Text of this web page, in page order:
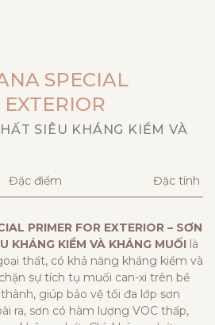
SPECIAL
SIÊU KHÁNG KIỀM VÀ
Đặc điểm Đặc tính
PRIMER FOR EXTERIOR – SƠN
KHÁNG KIỀM VÀ KHÁNG MUỐI là
thất, có khả năng kháng kiềm và
sự tích tụ muối can-xi trên bề
giúp bảo vệ tối đa lớp sơn
ra, sơn có hàm lượng VOC thấp,